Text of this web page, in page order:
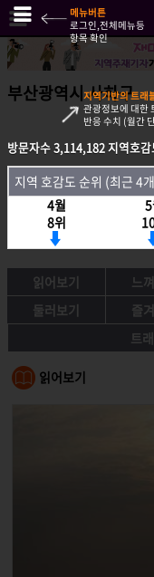
부산광역시 사하구
방문자수3,114,182지역호
지역호감도 순위 (최근 4
4월
8위
읽어보기 느
둘러보기
즐
트
읽어보기
방문자수3,114,182지역호
지역 호감도 순위 (최근 4
4월
8위
메뉴버튼
로그인,전체메뉴등
항목 확인
지역기반의 트래
관광정보에 대한
반응 수치 (월간